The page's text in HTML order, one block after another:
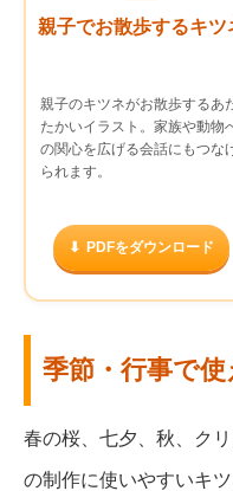
親子でお散歩するキツ
親子のキツネがお散歩するあ
たかいイラスト。家族や動物
の関心を広げる会話にもつな
られます。
PDFをダウンロード
季節・行事で
春の桜、七夕、秋、ク
の制作に使いやすいキ